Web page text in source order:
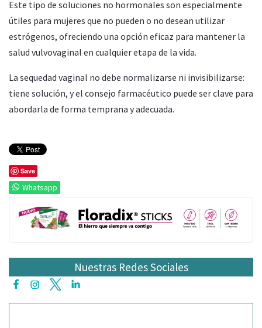
Este tipo de soluciones no hormonales son especialmente
útiles para mujeres que no pueden o no desean utilizar
estrógenos, ofreciendo una opción eficaz para mantener la
salud vulvovaginal en cualquier etapa de la vida.
La sequedad vaginal no debe normalizarse ni invisibilizarse:
tiene solución, y el consejo farmacéutico puede ser clave para
abordarla de forma temprana y adecuada.
Save
Whatsapp
Nuestras Redes Sociales